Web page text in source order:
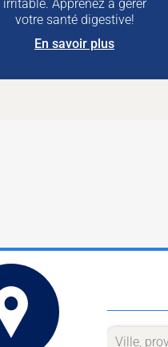
irritable. Apprenez à gérer
votre santé digestive!
En savoir plus